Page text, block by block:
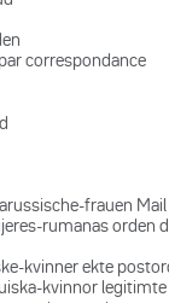
correspondance
frauen
rumanas orden
kvinner ekte
kvinnor